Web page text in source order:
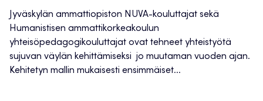
Jyväskylän ammattiopiston NUVA-kouluttajat sekä
Humanistisen ammattikorkeakoulun
yhteisöpedagogikouluttajat ovat tehneet yhteistyötä
sujuvan väylän kehittämiseksi jo muutaman vuoden ajan.
Kehitetyn mallin mukaisesti ensimmäiset...